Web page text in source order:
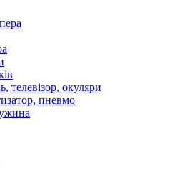
телевізор, окуляри
пневмо